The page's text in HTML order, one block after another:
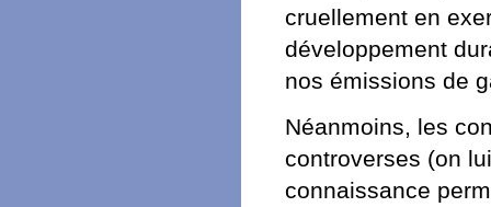
cruellement en
développement
nos émissions de
Néanmoins, les
controverses (on
connaissance